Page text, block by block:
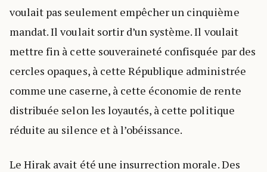
voulait pas seulement empêcher un cinquième
mandat. Il voulait sortir d’un système. Il voulait
mettre fin à cette souveraineté confisquée par des
cercles opaques, à cette République administrée
comme une caserne, à cette économie de rente
distribuée selon les loyautés, à cette politique
réduite au silence et à l’obéissance.
Le Hirak avait été une insurrection morale. Des